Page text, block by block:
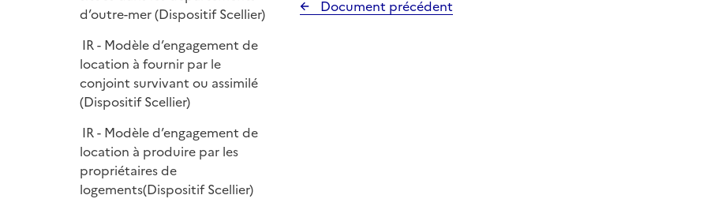
d’outre-mer (Dispositif Scellier)
IR - Modèle d’engagement de
location à fournir par le
conjoint survivant ou assimilé
(Dispositif Scellier)
IR - Modèle d’engagement de
location à produire par les
propriétaires de
logements(Dispositif Scellier)
Document précédent